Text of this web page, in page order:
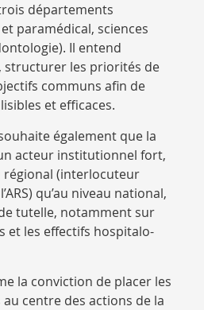
départements
paramédical, sciences
Il entend
structurer les priorités de
communs afin de
et efficaces.
également que la
acteur institutionnel fort,
régional (interlocuteur
qu’au niveau national,
tutelle, notamment sur
et les effectifs hospitalo-
la conviction de placer les
centre des actions de la